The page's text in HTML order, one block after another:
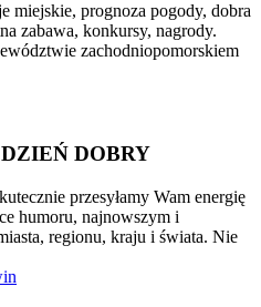
miejskie, prognoza pogody, dobra
zabawa, konkursy, nagrody.
zachodniopomorskiem
DOBRY
przesyłamy Wam energię
humoru, najnowszym i
regionu, kraju i świata. Nie